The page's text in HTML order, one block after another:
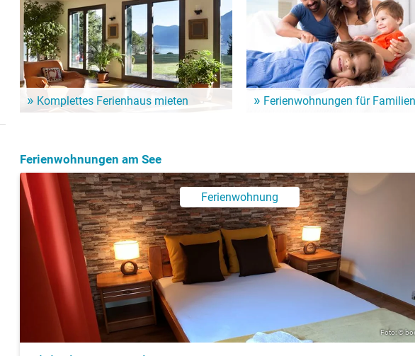
Komplettes Ferienhaus mieten Ferienwohnungen für Familien
Ferienwohnungen am See
Ferienwohnung
Foto: ©